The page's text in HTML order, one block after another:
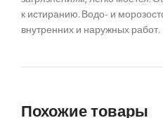
к истиранию. Водо- и
внутренних и наружных работ.
Похожие товары